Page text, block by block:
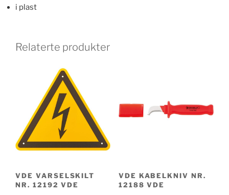
i plast
Relaterte produkter
VDE VARSELSKILT
NR. 12192 VDE
VDE KABELKNIV NR.
12188 VDE